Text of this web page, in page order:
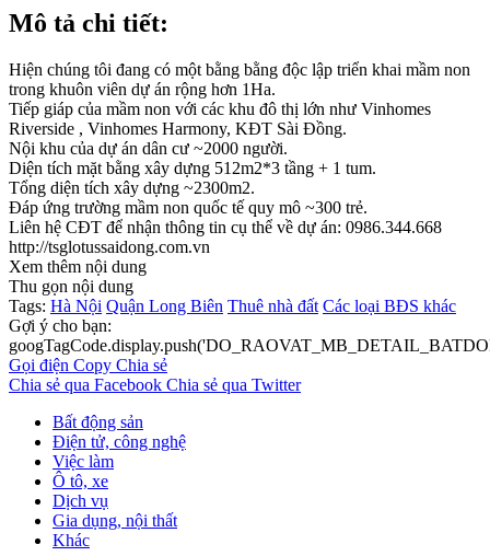
Mô tả chi tiết:
Hiện chúng tôi đang có một bằng bằng độc lập triển khai mầm non
trong khuôn viên dự án rộng hơn 1Ha.
Tiếp giáp của mầm non với các khu đô thị lớn như Vinhomes
Riverside , Vinhomes Harmony, KĐT Sài Đồng.
Nội khu của dự án dân cư ~2000 người.
Diện tích mặt bằng xây dựng 512m2*3 tầng + 1 tum.
Tổng diện tích xây dựng ~2300m2.
Đáp ứng trường mầm non quốc tế quy mô ~300 trẻ.
Liên hệ CĐT để nhận thông tin cụ thể về dự án: 0986.344.668
http://tsglotussaidong.com.vn
Xem thêm nội dung
Thu gọn nội dung
Tags: Hà Nội Quận Long Biên Thuê nhà đất Các loại BĐS khác
Gợi ý cho bạn:
Gọi điện Copy Chia sẻ
Chia sẻ qua Facebook Chia sẻ qua Twitter
Bất động sản
Điện tử, công nghệ
Việc làm
Ô tô, xe
Dịch vụ
Gia dụng, nội thất
Khác